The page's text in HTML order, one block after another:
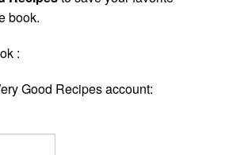
book.
:
Good Recipes account: